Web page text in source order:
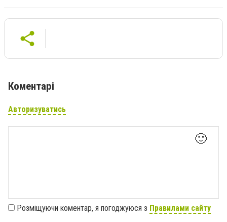
Коментарі
Авторизуватись
🙂
Розміщуючи коментар, я погоджуюся з Правилами сайту